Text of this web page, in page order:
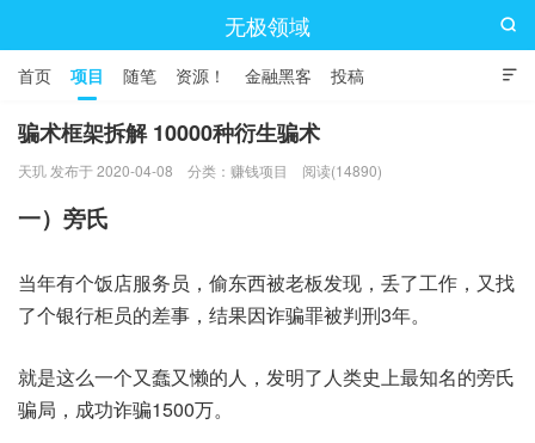
无极领域

首页 项目 随笔 资源！ 金融黑客 投稿

骗术框架拆解 10000种衍生骗术
天玑 发布于 2020-04-08 分类： 赚钱项目 阅读(14890)
一）旁氏
当年有个饭店服务员，偷东西被老板发现，丢了工作，又找
了个银行柜员的差事，结果因诈骗罪被判刑3年。
就是这么一个又蠢又懒的人，发明了人类史上最知名的旁氏
骗局，成功诈骗1500万。